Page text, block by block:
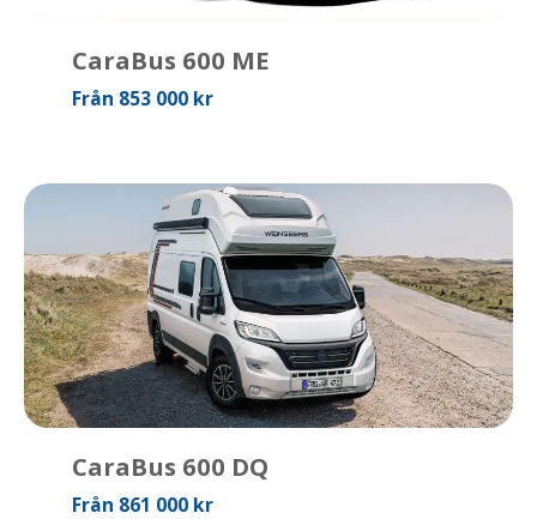
CaraBus 600 ME
Från 853 000 kr
CaraBus 600 DQ
Från 861 000 kr